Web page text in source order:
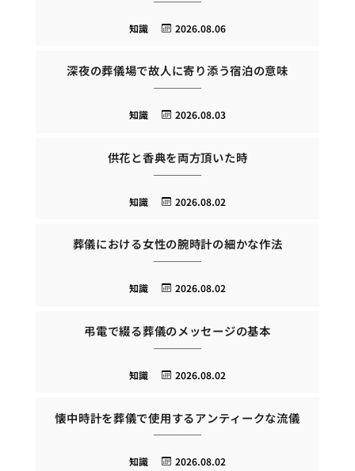
2026.08.06
知識
深夜の葬儀場で故人に寄り添う宿泊の意味
2026.08.03
知識
供花と香典を両方頂いた時
2026.08.02
知識
葬儀における女性の腕時計の細かな作法
2026.08.02
知識
弔電で綴る葬儀のメッセージの基本
2026.08.02
知識
懐中時計を葬儀で使用するアンティークな流儀
2026.08.02
知識